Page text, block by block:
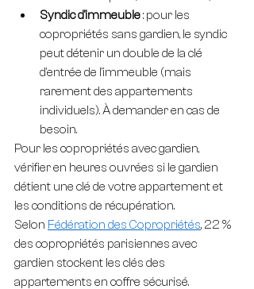
Syndic d'immeuble : pour les
copropriétés sans gardien, le syndic
peut détenir un double de la clé
d'entrée de l'immeuble (mais
rarement des appartements
individuels). À demander en cas de
besoin.
Pour les copropriétés avec gardien,
vérifier en heures ouvrées si le gardien
détient une clé de votre appartement et
les conditions de récupération.
Selon Fédération des Copropriétés, 22 %
des copropriétés parisiennes avec
gardien stockent les clés des
appartements en coffre sécurisé.